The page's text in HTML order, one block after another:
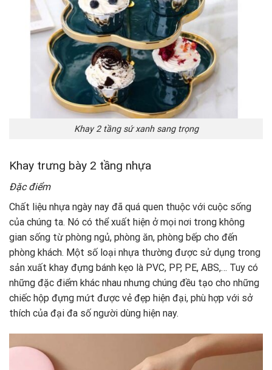
Khay 2 tầng sứ xanh sang trọng
Khay trưng bày 2 tầng nhựa
Đặc điểm
Chất liệu nhựa ngày nay đã quá quen thuộc với cuộc sống
của chúng ta. Nó có thể xuất hiện ở mọi nơi trong không
gian sống từ phòng ngủ, phòng ăn, phòng bếp cho đến
phòng khách. Một số loại nhựa thường được sử dụng trong
sản xuất khay đựng bánh kẹo là PVC, PP, PE, ABS,… Tuy có
những đặc điểm khác nhau nhưng chúng đều tạo cho những
chiếc hộp đựng mứt được vẻ đẹp hiện đại, phù hợp với sở
thích của đại đa số người dùng hiện nay.